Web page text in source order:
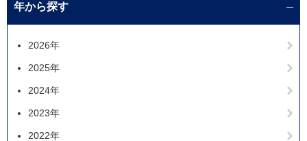
年から探す
2026年
2025年
2024年
2023年
2022年